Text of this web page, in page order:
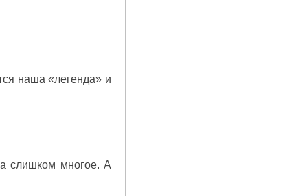
наша «легенда» и
слишком многое. А